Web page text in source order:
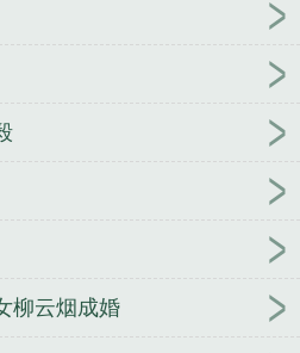
柳云烟成婚